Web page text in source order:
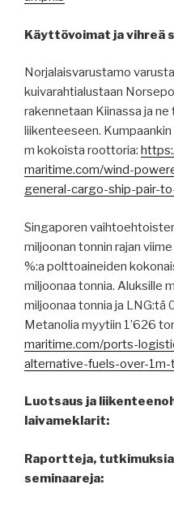
Käyttövoimat ja vihreä
Norjalaisvarustamo
kuivarahtialustaan
rakennetaan Kiinassa ja
liikenteeseen.
m kokoista roottoria:
maritime.com/wind-
general-cargo-ship-pair-
Singaporen
miljoonan tonnin rajan
%:a polttoaineiden
miljoonaa tonnia. Aluksille
miljoonaa tonnia ja LNG:tä
Metanolia myytiin 1’626
maritime.com/ports-
alternative-fuels-over-
Luotsaus ja
laivameklarit:
Raportteja,
seminaareja: